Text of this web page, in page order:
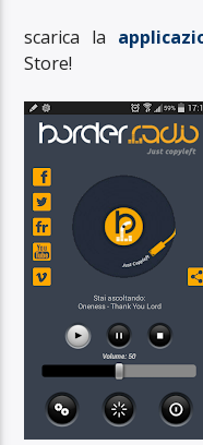
scarica la
Store!